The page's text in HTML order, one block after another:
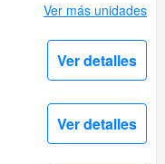
Ver más unidades
Ver detalles
Ver detalles